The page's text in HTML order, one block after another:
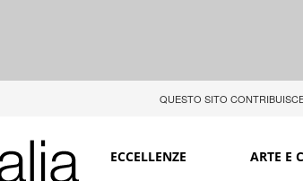
QUESTO SITO
ECCELLENZE ARTE E